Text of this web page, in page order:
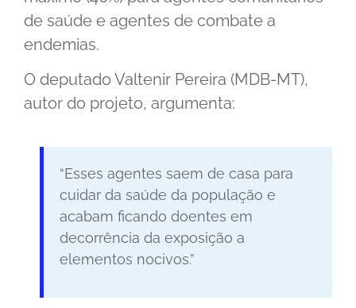
de saúde e agentes de combate a
endemias.
O deputado Valtenir Pereira (MDB-MT),
autor do projeto, argumenta:
“Esses agentes saem de casa para
cuidar da saúde da população e
acabam ficando doentes em
decorrência da exposição a
elementos nocivos.”